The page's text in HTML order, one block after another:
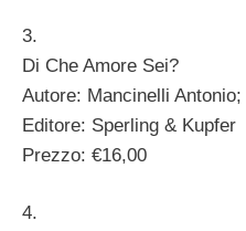
3.
Di Che Amore Sei?
Autore: Mancinelli
Editore: Sperling & Kupfer
Prezzo: €16,00
4.